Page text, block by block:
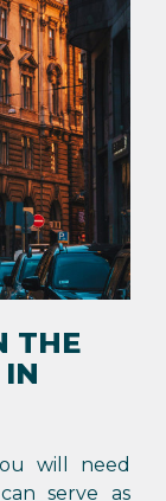
THE
will need
serve as